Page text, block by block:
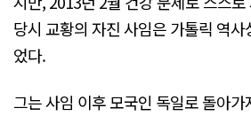
당시 교황의 자진 사임은 가톨릭 역
었다.
그는 사임 이후 모국인 독일로 돌아